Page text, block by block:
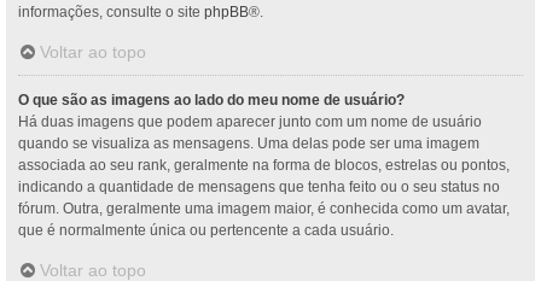
informações, consulte o site phpBB®.
Voltar ao topo
O que são as imagens ao lado do meu nome de usuário?
Há duas imagens que podem aparecer junto com um nome de usuário
quando se visualiza as mensagens. Uma delas pode ser uma imagem
associada ao seu rank, geralmente na forma de blocos, estrelas ou pontos,
indicando a quantidade de mensagens que tenha feito ou o seu status no
fórum. Outra, geralmente uma imagem maior, é conhecida como um avatar,
que é normalmente única ou pertencente a cada usuário.
Voltar ao topo